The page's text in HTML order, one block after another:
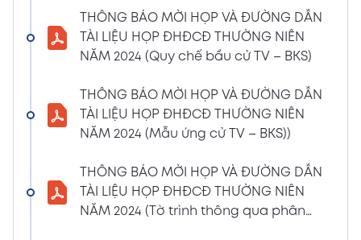
(Phiếu Biểu quyết)
02/04/2024
6:07 PM
LIỆU HỌP ĐHĐCĐ THƯỜNG NIÊN NĂM 2024
(Phiếu Bầu bổ sung thành viên BKS)
Xem PDF
02/04/2024
THÔNG BÁO MỜI HỌP VÀ ĐƯỜNG DẪN TÀI
LIỆU HỌP ĐHĐCĐ THƯỜNG NIÊN NĂM 2024
(Dự thảo biên bản họp ĐHĐCĐ)
Xem PDF
THÔNG BÁO MỜI HỌP VÀ ĐƯỜNG DẪN
TÀI LIỆU HỌP ĐHĐCĐ THƯỜNG NIÊN
NĂM 2024 (Quy chế bầu cử TV – BKS)
THÔNG BÁO MỜI HỌP VÀ ĐƯỜNG DẪN
TÀI LIỆU HỌP ĐHĐCĐ THƯỜNG NIÊN
NĂM 2024 (Mẫu ứng cử TV – BKS))
THÔNG BÁO MỜI HỌP VÀ ĐƯỜNG DẪN
TÀI LIỆU HỌP ĐHĐCĐ THƯỜNG NIÊN
NĂM 2024 (Tờ trình thông qua phân